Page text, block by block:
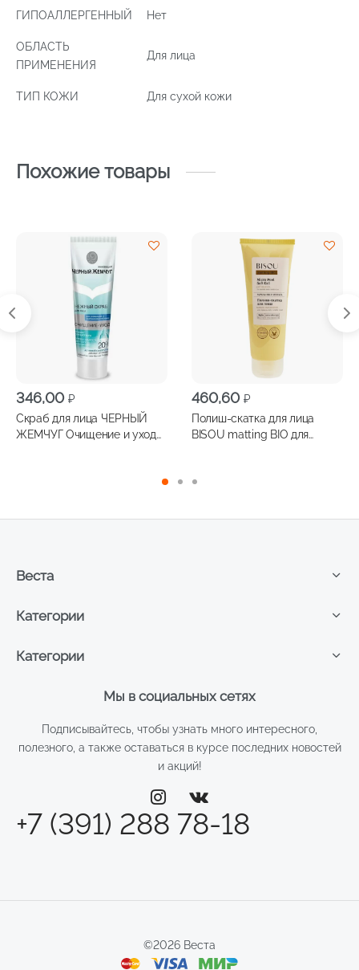
ГИПОАЛЛЕРГЕННЫЙ Нет
ОБЛАСТЬ
ПРИМЕНЕНИЯ
Для лица
ТИП КОЖИ Для сухой кожи
Похожие товары
346,00 ₽
Скраб для лица ЧЕРНЫЙ
ЖЕМЧУГ Очищение и уход
460,60 ₽
Полиш-скатка для лица
BISOU matting BIO для
100мл
Мы в социальных сетях
Подписывайтесь, чтобы узнать много интересного,
полезного, а также оставаться в курсе последних новостей
и акций!
+7 (391) 288 78-18
Категории
Категории
Веста
©2026 Веста